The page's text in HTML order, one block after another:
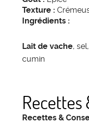
Texture :
Ingrédients :
Lait de vache,
cumin
Recettes
Recettes &